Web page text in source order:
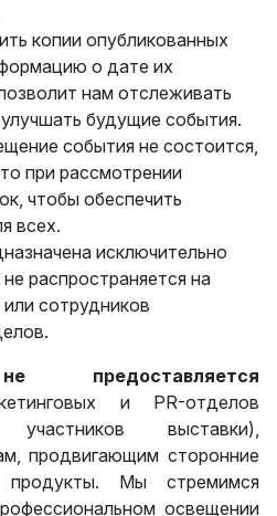
копии опубликованных
о дате их
нам отслеживать
будущие события.
события не состоится,
при рассмотрении
чтобы обеспечить
всех.
исключительно
распространяется на
сотрудников
не предоставляется
и PR-отделов
выставки),
продвигающим сторонние
Мы стремимся
освещении